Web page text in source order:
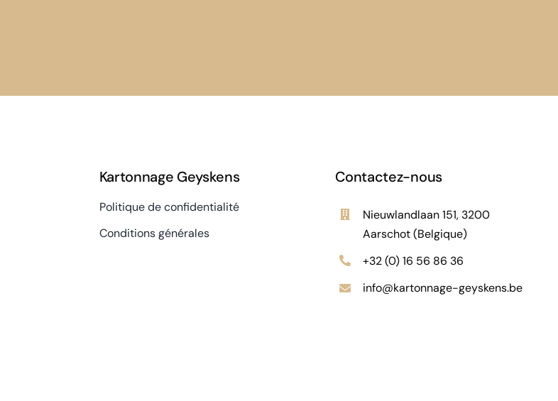
Kartonnage Geyskens
Politique de confidentialité
Conditions générales
Contactez-nous
Nieuwlandlaan 151, 3200
Aarschot (Belgique)
+32 (0) 16 56 86 36
info@kartonnage-geyskens.be